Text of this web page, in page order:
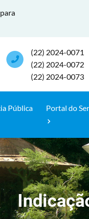
(22) 2024-0071
(22) 2024-0072
(22) 2024-0073
Pública Portal do